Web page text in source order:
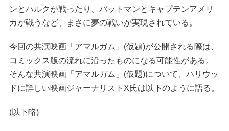
ンとハルクが戦ったり、バットマンとキャプテンアメリ
カが戦うなど、まさに夢の戦いが実現されている。
今回の共演映画「アマルガム」(仮題)が公開される際は、
コミックス版の流れに沿ったものになる可能性がある。
そんな共演映画「アマルガム」(仮題)について、ハリウッ
ドに詳しい映画ジャーナリストX氏は以下のように語る。
(以下略)